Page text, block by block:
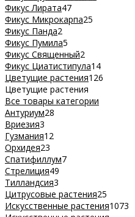
Фикус Лирата47
Фикус Микрокарпа25
Фикус Панда2
Фикус Пумила5
Фикус Священный2
Фикус Циатистипула14
Цветущие растения126
Цветущие растения
Все товары категории
Антуриум28
Вриезия3
Гузмания12
Орхидея23
Спатифиллум7
Стрелиция49
Тилландсия3
Цитрусовые растения25
Искусственные растения1073